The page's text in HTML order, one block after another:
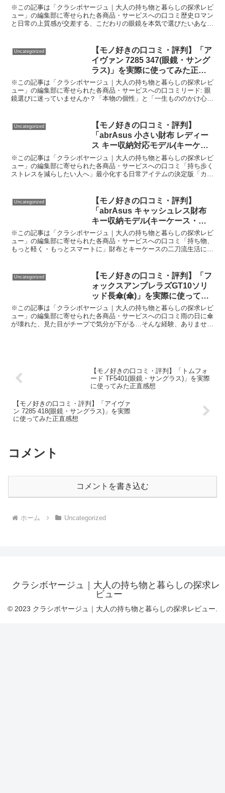
直感想
※この記事は「クラシボヤージュ｜大人の持ち物と暮らしの探求レビ
ュー」の編集部に寄せられた各商品・サービスへの口コミ歴史ロマン
と日常の上質感が交差する、こだわりの眼鏡を本気で選びたいあなた
Uncategorized
【モノ好きの口コミ・評判】「ア
イヴァン 7285 347(眼鏡・サング
ラス)」を実際に使ってみた正直
感想
※この記事は「クラシボヤージュ｜大人の持ち物と暮らしの探求レビ
ュー」の編集部に寄せられた各商品・サービスへの口コミリード: 眼
鏡選びに迷っていませんか？「本物の個性」と「一生もののかけ心
Uncategorized
【モノ好きの口コミ・評判】
「abrAsus 小さい財布 レディー
ス キー収納対応モデル(キーケー
ス・キーオーガナイザー)」を実
際に使ってみた正直感想
※この記事は「クラシボヤージュ｜大人の持ち物と暮らしの探求レビ
ュー」の編集部に寄せられた各商品・サービスへの口コミ「持ち歩く
ストレスを減らしたい人へ」最小化する日常アイテムの決定版「カバ
Uncategorized
【モノ好きの口コミ・評判】
「abrAsus キャッシュレス財布
キー収納モデル(キーケース・キ
ーオーガナイザー)」を実際に使
ってみた正直感想
※この記事は「クラシボヤージュ｜大人の持ち物と暮らしの探求レビ
ュー」の編集部に寄せられた各商品・サービスへの口コミ「持ち物、
もっと軽く・もっとスマートに」財布とキーケースの二刀流生活に終
Uncategorized
【モノ好きの口コミ・評判】「フ
ォックスアンブレラズGT10ソリ
ッド長傘(傘)」を実際に使ってみ
た正直感想
※この記事は「クラシボヤージュ｜大人の持ち物と暮らしの探求レビ
ュー」の編集部に寄せられた各商品・サービスへの口コミ雨の日に傘
が壊れた、見た目がチープで気分が下がる…そんな経験、ありません
【モノ好きの口コミ・評判】「トムフォ
ード TF5401(眼鏡・サングラス)」を実際
に使ってみた正直感想
【モノ好きの口コミ・評判】「アイヴァ
ン 7285 418(眼鏡・サングラス)」を実際
に使ってみた正直感想
コメント
コメントを書き込む
ホーム Uncategorized
クラシボヤージュ｜大人の持ち物と暮らしの探求レ
ビュー
© 2023 クラシボヤージュ｜大人の持ち物と暮らしの探求レビュー.